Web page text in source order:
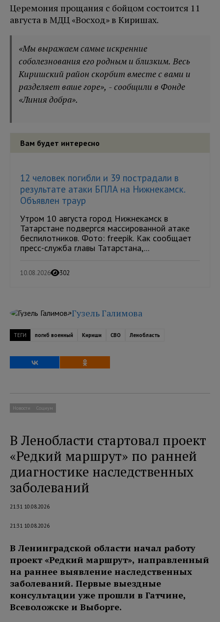
Церемония прощания с бойцом состоится 11
августа в МДЦ «Восход» в Киришах.
«Мы выражаем самые искренние
соболезнования его родным и близким. Весь
Киришский район скорбит вместе с вами и
разделяет ваше горе», - сообщили в Фонде
«Линия добра».
Вам будет интересно
12 человек погибли и 39 пострадали в
результате атаки БПЛА на Нижнекамск.
Объявлен траур
Утром 10 августа город Нижнекамск в
Татарстане подвергся массированной атаке
беспилотников. Фото: freepik. Как сообщает
пресс-служба главы Татарстана,...
10.08.2026 302
Гузель Галимова
ТЕГИ погиб военный Кириши СВО Ленобласть
Новости Социум
В Ленобласти стартовал проект
«Редкий маршрут» по ранней
диагностике наследственных
заболеваний
21:31 10.08.2026
21:31 10.08.2026
В Ленинградской области начал работу
проект «Редкий маршрут», направленный
на раннее выявление наследственных
заболеваний. Первые выездные
консультации уже прошли в Гатчине,
Всеволожске и Выборге.